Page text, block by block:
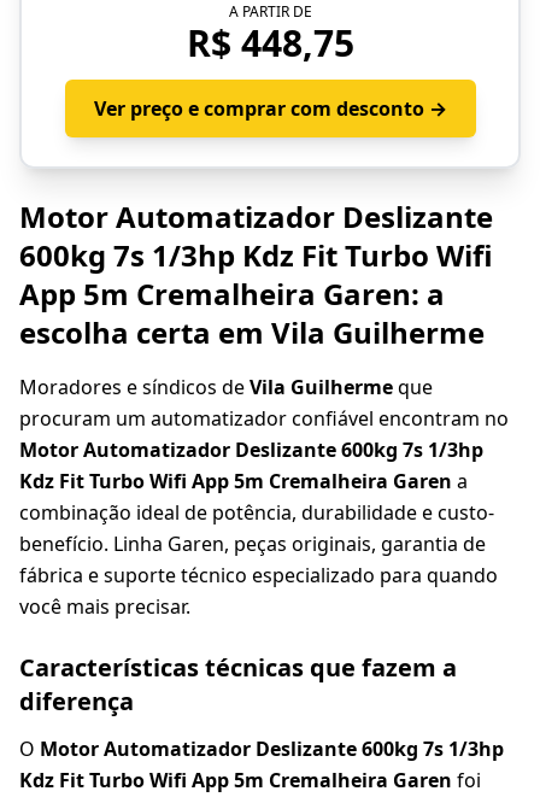
A PARTIR DE
R$ 448,75
Ver preço e comprar com desconto →
Motor Automatizador Deslizante
600kg 7s 1/3hp Kdz Fit Turbo Wifi
App 5m Cremalheira Garen: a
escolha certa em Vila Guilherme
Moradores e síndicos deVila Guilhermeque
procuram um automatizador confiável encontram no
Motor Automatizador Deslizante 600kg 7s 1/3hp
Kdz Fit Turbo Wifi App 5m Cremalheira Garen a
combinação ideal de potência, durabilidade e custo-
benefício. Linha Garen, peças originais, garantia de
fábrica e suporte técnico especializado para quando
você mais precisar.
Características técnicas que fazem a
diferença
O Motor Automatizador Deslizante 600kg 7s 1/3hp
Kdz Fit Turbo Wifi App 5m Cremalheira Garen foi